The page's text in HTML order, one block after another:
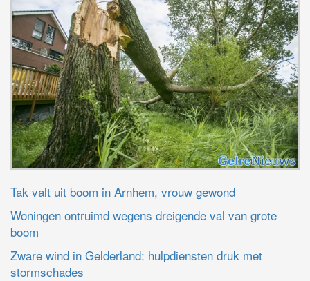
Tak valt uit boom in Arnhem, vrouw gewond
Woningen ontruimd wegens dreigende val van grote
boom
Zware wind in Gelderland: hulpdiensten druk met
stormschades